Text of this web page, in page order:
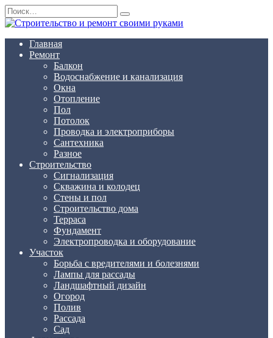
Перейти
к
содержанию
Search
for:
Главная
Ремонт
Балкон
Водоснабжение и канализация
Окна
Отопление
Пол
Потолок
Проводка и электроприборы
Сантехника
Разное
Строительство
Сигнализация
Скважина и колодец
Стены и пол
Строительство дома
Терраса
Фундамент
Электропроводка и оборудование
Участок
Борьба с вредителями и болезнями
Лампы для рассады
Ландшафтный дизайн
Огород
Полив
Рассада
Сад